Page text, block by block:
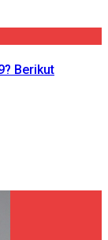
Berikut